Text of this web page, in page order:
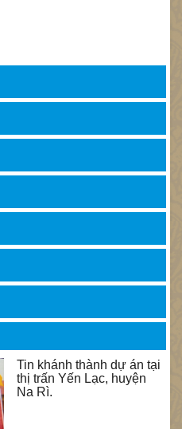
Tin khánh thành dự án tại
thị trấn Yến Lạc, huyện
Na Rì.